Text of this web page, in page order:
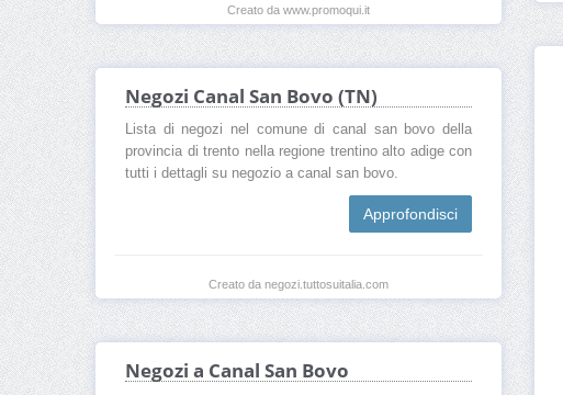
Creato da www.promoqui.it
Negozi Canal San Bovo (TN)
Lista di negozi nel comune di canal san bovo della
provincia di trento nella regione trentino alto adige con
tutti i dettagli su negozio a canal san bovo.
Approfondisci
Creato da negozi.tuttosuitalia.com
Negozi a Canal San Bovo